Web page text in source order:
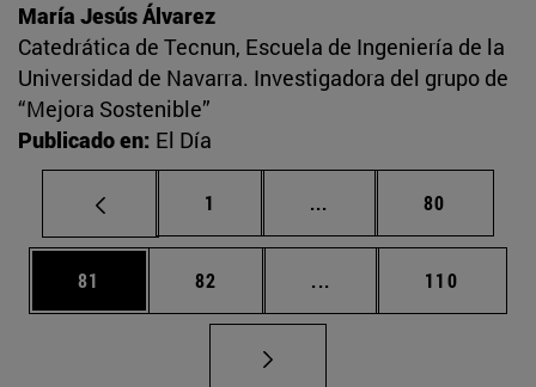
María Jesús Álvarez
Catedrática de Tecnun, Escuela de Ingeniería de la
Universidad de Navarra. Investigadora del grupo de
“Mejora Sostenible”
Publicado en: El Día
Página
1 ... Páginas intermedias
Página
80
Página
81 Página
82 ... Páginas intermedias
Página
110